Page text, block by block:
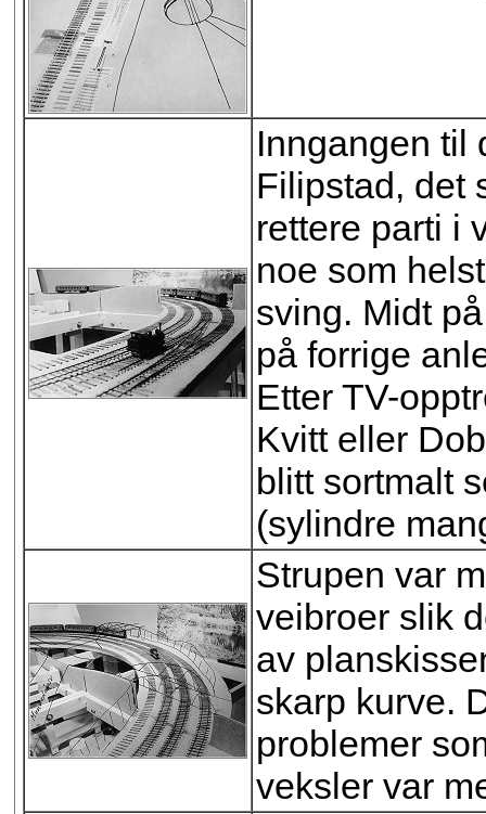
Inngangen til
Filipstad, det
rettere parti i
noe som
sving. Midt
på forrige
Etter TV-
Kvitt eller
blitt sortmalt
(sylindre
Strupen var
veibroer slik
av
skarp kurve.
problemer
veksler var